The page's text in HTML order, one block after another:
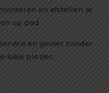
en afstellen, je
op pad.
en geniet zonder
bike plezier.